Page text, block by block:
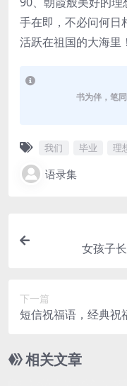
手在即，不必问何日
活跃在祖国的大海里！
书为伴，笔
我们 毕业 理
语录集
女孩子
下一篇
短信祝福语，经典祝
相关文章